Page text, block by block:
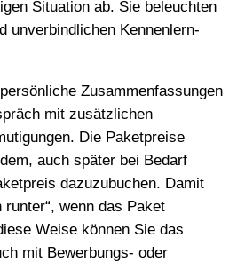
Situation ab. Sie beleuchten
unverbindlichen Kennenlern-
Zusammenfassungen
mit zusätzlichen
Die Paketpreise
auch später bei Bedarf
dazuzubuchen. Damit
wenn das Paket
Weise können Sie das
mit Bewerbungs- oder